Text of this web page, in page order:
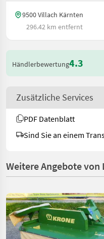
9500 Villach Kärnten
296.42 km entfernt
Händlerbewertung4.3
Zusätzliche Services
PDF Datenblatt
Sind Sie an einem
Weitere Angebote